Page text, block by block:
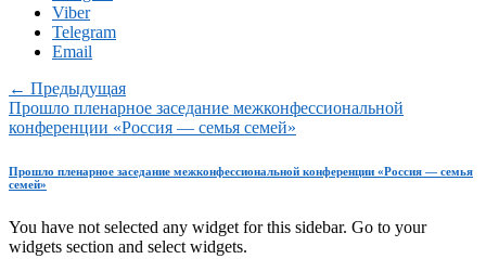
Viber
Telegram
Email
← Предыдущая
Прошло пленарное заседание межконфессиональной
конференции «Россия — семья семей»
Прошло пленарное заседание межконфессиональной конференции «Россия — семья
семей»
You have not selected any widget for this sidebar. Go to your
widgets section and select widgets.